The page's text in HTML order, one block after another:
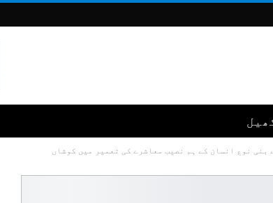
نوع انسان کے ہم نصیب معاشرے کی تعمیر میں کوشاں